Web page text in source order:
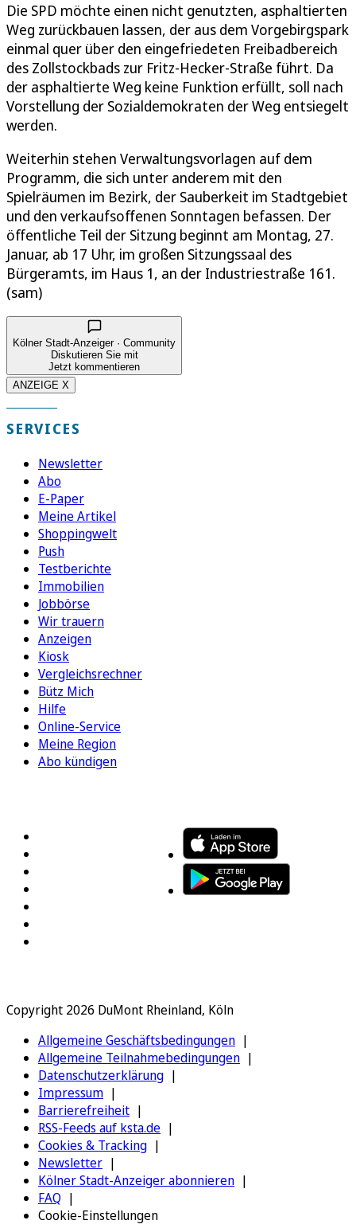
Die SPD möchte einen nicht genutzten, asphaltierten
Weg zurückbauen lassen, der aus dem Vorgebirgspark
einmal quer über den eingefriedeten Freibadbereich
des Zollstockbads zur Fritz-Hecker-Straße führt. Da
der asphaltierte Weg keine Funktion erfüllt, soll nach
Vorstellung der Sozialdemokraten der Weg entsiegelt
werden.
Weiterhin stehen Verwaltungsvorlagen auf dem
Programm, die sich unter anderem mit den
Spielräumen im Bezirk, der Sauberkeit im Stadtgebiet
und den verkaufsoffenen Sonntagen befassen. Der
öffentliche Teil der Sitzung beginnt am Montag, 27.
Januar, ab 17 Uhr, im großen Sitzungssaal des
Bürgeramts, im Haus 1, an der Industriestraße 161.
(sam)
Kölner Stadt-Anzeiger · Community
Diskutieren Sie mit
Jetzt kommentieren
ANZEIGE X
SERVICES
Newsletter
Abo
E-Paper
Meine Artikel
Shoppingwelt
Push
Testberichte
Immobilien
Jobbörse
Wir trauern
Anzeigen
Kiosk
Vergleichsrechner
Bütz Mich
Hilfe
Online-Service
Meine Region
Abo kündigen
Copyright 2026 DuMont Rheinland, Köln
Allgemeine Geschäftsbedingungen
Allgemeine Teilnahmebedingungen
Datenschutzerklärung
Impressum
Barrierefreiheit
RSS-Feeds auf ksta.de
Cookies & Tracking
Newsletter
Kölner Stadt-Anzeiger abonnieren
FAQ
Cookie-Einstellungen